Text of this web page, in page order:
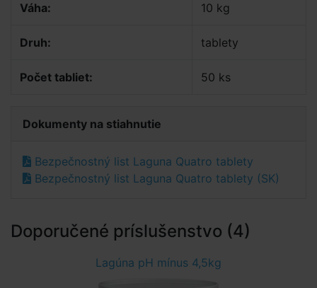
Váha: 10 kg
Druh: tablety
Počet tabliet: 50 ks
Dokumenty na stiahnutie
Bezpečnostný list Laguna Quatro tablety
Bezpečnostný list Laguna Quatro tablety (SK)
Doporučené príslušenstvo (4)
Lagúna pH mínus 4,5kg